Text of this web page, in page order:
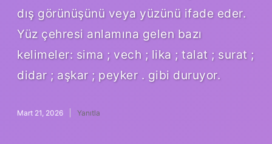
dış görünüşünü veya yüzünü ifade eder.
Yüz çehresi anlamına gelen bazı
kelimeler: sima ; vech ; lika ; talat ; surat ;
didar ; aşkar ; peyker . gibi duruyor.
Mart 21, 2026 Yanıtla